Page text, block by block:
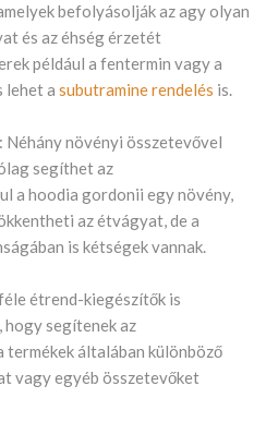
befolyásolják az agy olyan
és az éhség érzetét
például a fentermin vagy a
lehet a subutramine rendelés is.
Néhány növényi összetevővel
segíthet az
a hoodia gordonii egy növény,
az étvágyat, de a
is kétségek vannak.
étrend-kiegészítők is
hogy segítenek az
termékek általában különböző
vagy egyéb összetevőket